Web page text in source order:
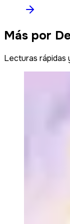
Más por
Lecturas rápidas